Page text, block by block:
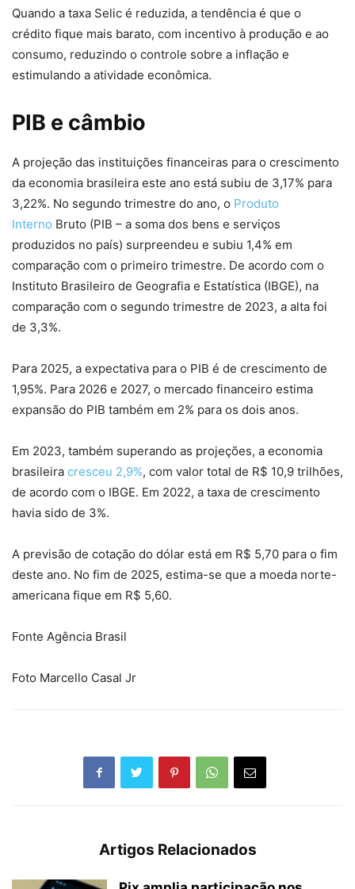
Quando a taxa Selic é reduzida, a tendência é que o
crédito fique mais barato, com incentivo à produção e ao
consumo, reduzindo o controle sobre a inflação e
estimulando a atividade econômica.
PIB e câmbio
A projeção das instituições financeiras para o crescimento
da economia brasileira este ano está subiu de 3,17% para
3,22%. No segundo trimestre do ano, o Produto
Interno Bruto (PIB – a soma dos bens e serviços
produzidos no país) surpreendeu e subiu 1,4% em
comparação com o primeiro trimestre. De acordo com o
Instituto Brasileiro de Geografia e Estatística (IBGE), na
comparação com o segundo trimestre de 2023, a alta foi
de 3,3%.
Para 2025, a expectativa para o PIB é de crescimento de
1,95%. Para 2026 e 2027, o mercado financeiro estima
expansão do PIB também em 2% para os dois anos.
Em 2023, também superando as projeções, a economia
brasileira cresceu 2,9%, com valor total de R$ 10,9 trilhões,
de acordo com o IBGE. Em 2022, a taxa de crescimento
havia sido de 3%.
A previsão de cotação do dólar está em R$ 5,70 para o fim
deste ano. No fim de 2025, estima-se que a moeda norte-
americana fique em R$ 5,60.
Fonte Agência Brasil
Foto Marcello Casal Jr
Artigos Relacionados